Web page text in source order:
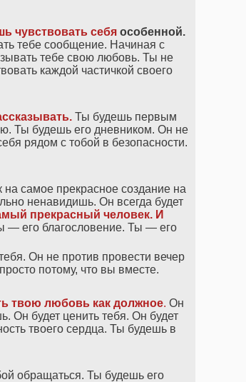
чувствовать себя особенной.
тебе сообщение. Начиная с
тебе свою любовь. Ты не
каждой частичкой своего
Ты будешь первым
Ты будешь его дневником. Он не
рядом с тобой в безопасности.
на самое прекрасное создание на
ненавидишь. Он всегда будет
прекрасный человек. И
— его благословение. Ты — его
Он не против провести вечер
потому, что вы вместе.
твою любовь как должное. Он
Он будет ценить тебя. Он будет
твоего сердца. Ты будешь в
обращаться. Ты будешь его